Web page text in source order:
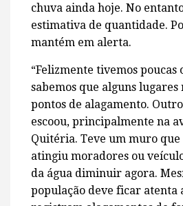
chuva ainda hoje. No
estimativa de quantidade.
mantém em alerta.
“Felizmente tivemos poucas
sabemos que alguns
pontos de alagamento.
escoou, principalmente na
Quitéria. Teve um muro que
atingiu moradores ou
da água diminuir agora.
população deve ficar atenta